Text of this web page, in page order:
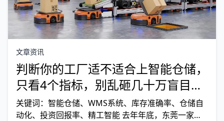
文章资讯
判断你的工厂适不适合上智能仓储，
只看4个指标，别乱砸几十万盲目改
造纯纯浪费钱
关键词：智能仓储、WMS系统、库存准确率、仓储自
动化、投资回报率、精工智能 去年年底，东莞一家电